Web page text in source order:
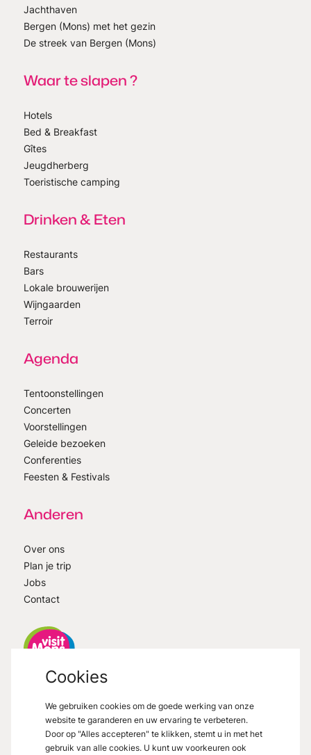
Jachthaven
Bergen (Mons) met het gezin
De streek van Bergen (Mons)
Waar te slapen ?
Hotels
Bed & Breakfast
Gîtes
Jeugdherberg
Toeristische camping
Drinken & Eten
Restaurants
Bars
Lokale brouwerijen
Wijngaarden
Terroir
Agenda
Tentoonstellingen
Concerten
Voorstellingen
Geleide bezoeken
Conferenties
Feesten & Festivals
Anderen
Over ons
Plan je trip
Jobs
Contact
Grand Place 27, 7000 Mons
Cookies
We gebruiken cookies om de goede werking van onze
website te garanderen en uw ervaring te verbeteren.
Door op "Alles accepteren" te klikken, stemt u in met het
gebruik van alle cookies. U kunt uw voorkeuren ook